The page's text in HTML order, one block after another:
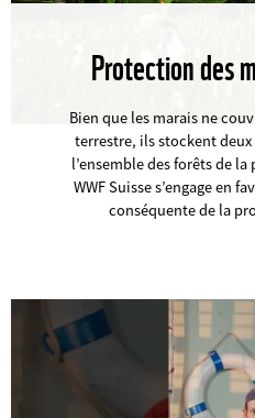
Protection des
Bien que les marais ne
terrestre, ils stockent
l’ensemble des forêts de
WWF Suisse s’engage en
conséquente de la